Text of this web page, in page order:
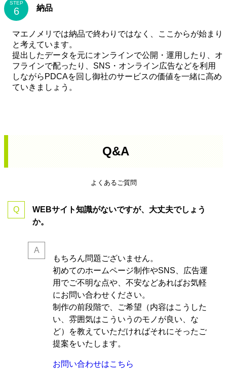
STEP
納品
マエノメリでは納品で終わりではなく、ここからが始まり
と考えています。
提出したデータを元にオンラインで公開・運用したり、オ
フラインで配ったり、SNS・オンライン広告などを利用
しながらPDCAを回し御社のサービスの価値を一緒に高め
ていきましょう。
Q&A
よくあるご質問
WEBサイト知識がないですが、大丈夫でしょう
か。
もちろん問題ございません。
初めてのホームページ制作やSNS、広告運
用でご不明な点や、不安などあればお気軽
にお問い合わせください。
制作の前段階で、ご希望（内容はこうした
い、雰囲気はこういうのモノが良い、な
ど）を教えていただければそれにそったご
提案をいたします。
お問い合わせはこちら